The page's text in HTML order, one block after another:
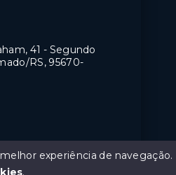
41 - Segundo
RS, 95670-
experiência de navegação.
.